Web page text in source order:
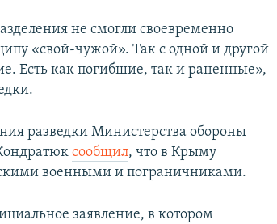
не смогли своевременно
«свой-чужой». Так с одной и другой
Есть как погибшие, так и раненные», –
разведки Министерства обороны
сообщил, что в Крыму
военными и пограничниками.
заявление, в котором